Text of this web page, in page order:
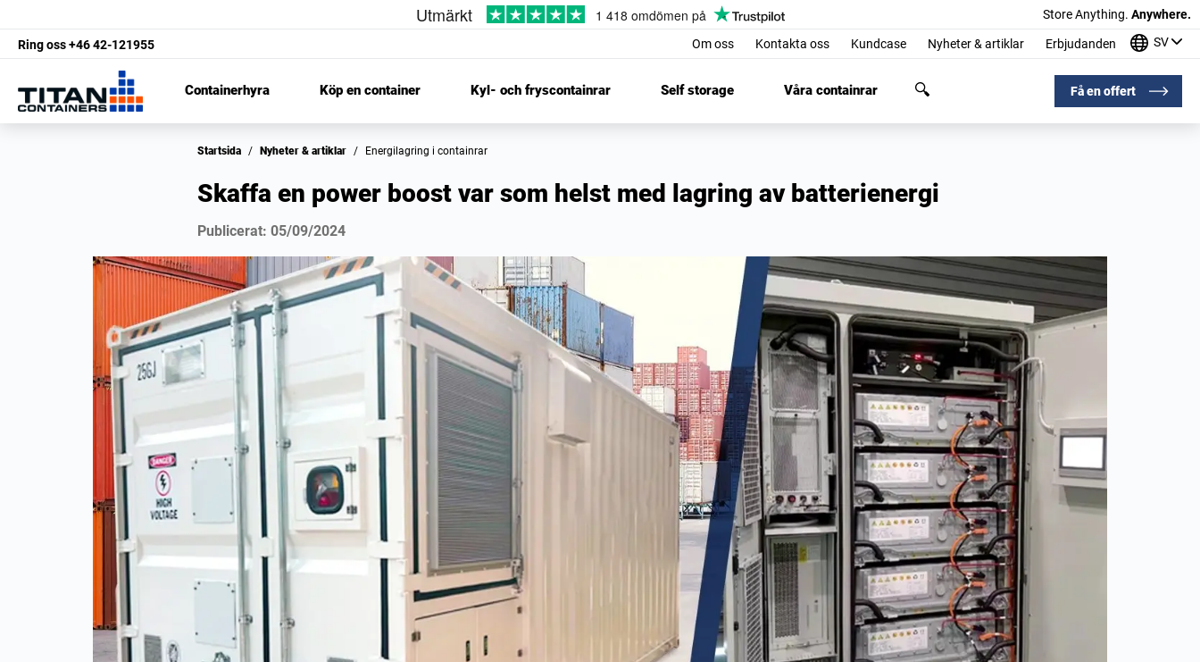
Store Anything. Anywhere.
Ring oss+46 42-121955 Om oss Kontakta oss Kundcase Nyheter & artiklar Erbjudanden SV
Containerhyra Köp en container Kyl- och fryscontainrar Self storage Våra containrar Få en offert
Startsida / Nyheter & artiklar / Energilagring i containrar
Skaffa en power boost var som helst med lagring av batterienergi
Publicerat: 05/09/2024